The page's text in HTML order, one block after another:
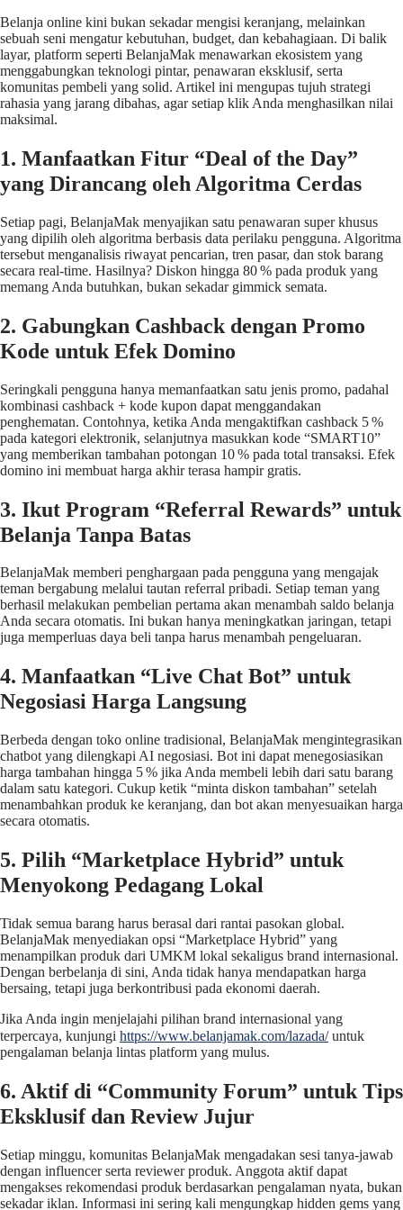
Belanja online kini bukan sekadar mengisi keranjang, melainkan
sebuah seni mengatur kebutuhan, budget, dan kebahagiaan. Di balik
layar, platform seperti BelanjaMak menawarkan ekosistem yang
menggabungkan teknologi pintar, penawaran eksklusif, serta
komunitas pembeli yang solid. Artikel ini mengupas tujuh strategi
rahasia yang jarang dibahas, agar setiap klik Anda menghasilkan nilai
maksimal.
1. Manfaatkan Fitur “Deal of the Day”
yang Dirancang oleh Algoritma Cerdas
Setiap pagi, BelanjaMak menyajikan satu penawaran super khusus
yang dipilih oleh algoritma berbasis data perilaku pengguna. Algoritma
tersebut menganalisis riwayat pencarian, tren pasar, dan stok barang
secara real‑time. Hasilnya? Diskon hingga 80 % pada produk yang
memang Anda butuhkan, bukan sekadar gimmick semata.
2. Gabungkan Cashback dengan Promo
Kode untuk Efek Domino
Seringkali pengguna hanya memanfaatkan satu jenis promo, padahal
kombinasi cashback + kode kupon dapat menggandakan
penghematan. Contohnya, ketika Anda mengaktifkan cashback 5 %
pada kategori elektronik, selanjutnya masukkan kode “SMART10”
yang memberikan tambahan potongan 10 % pada total transaksi. Efek
domino ini membuat harga akhir terasa hampir gratis.
3. Ikut Program “Referral Rewards” untuk
Belanja Tanpa Batas
BelanjaMak memberi penghargaan pada pengguna yang mengajak
teman bergabung melalui tautan referral pribadi. Setiap teman yang
berhasil melakukan pembelian pertama akan menambah saldo belanja
Anda secara otomatis. Ini bukan hanya meningkatkan jaringan, tetapi
juga memperluas daya beli tanpa harus menambah pengeluaran.
4. Manfaatkan “Live Chat Bot” untuk
Negosiasi Harga Langsung
Berbeda dengan toko online tradisional, BelanjaMak mengintegrasikan
chatbot yang dilengkapi AI negosiasi. Bot ini dapat menegosiasikan
harga tambahan hingga 5 % jika Anda membeli lebih dari satu barang
dalam satu kategori. Cukup ketik “minta diskon tambahan” setelah
menambahkan produk ke keranjang, dan bot akan menyesuaikan harga
secara otomatis.
5. Pilih “Marketplace Hybrid” untuk
Menyokong Pedagang Lokal
Tidak semua barang harus berasal dari rantai pasokan global.
BelanjaMak menyediakan opsi “Marketplace Hybrid” yang
menampilkan produk dari UMKM lokal sekaligus brand internasional.
Dengan berbelanja di sini, Anda tidak hanya mendapatkan harga
bersaing, tetapi juga berkontribusi pada ekonomi daerah.
Jika Anda ingin menjelajahi pilihan brand internasional yang
terpercaya, kunjungi https://www.belanjamak.com/lazada/untuk
pengalaman belanja lintas platform yang mulus.
6. Aktif di “Community Forum” untuk Tips
Eksklusif dan Review Jujur
Setiap minggu, komunitas BelanjaMak mengadakan sesi tanya‑jawab
dengan influencer serta reviewer produk. Anggota aktif dapat
mengakses rekomendasi produk berdasarkan pengalaman nyata, bukan
sekadar iklan. Informasi ini sering kali mengungkap hidden gems yang